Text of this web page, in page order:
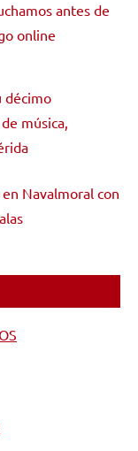
antes de
online
décimo
música,
Navalmoral con